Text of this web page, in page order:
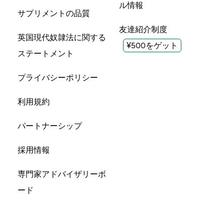
サプリメントの品質
英国現代奴隷法に関する
ステートメント
プライバシーポリシー
利用規約
パートナーシップ
採用情報
専門家アドバイザリーボ
ード
ル情報
友達紹介制度
¥500をゲット